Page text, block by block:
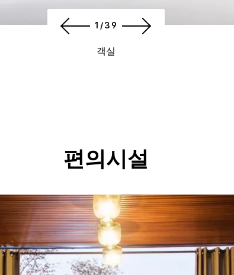
객실
1/39
편의시설